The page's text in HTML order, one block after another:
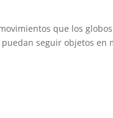
que los
seguir objetos en